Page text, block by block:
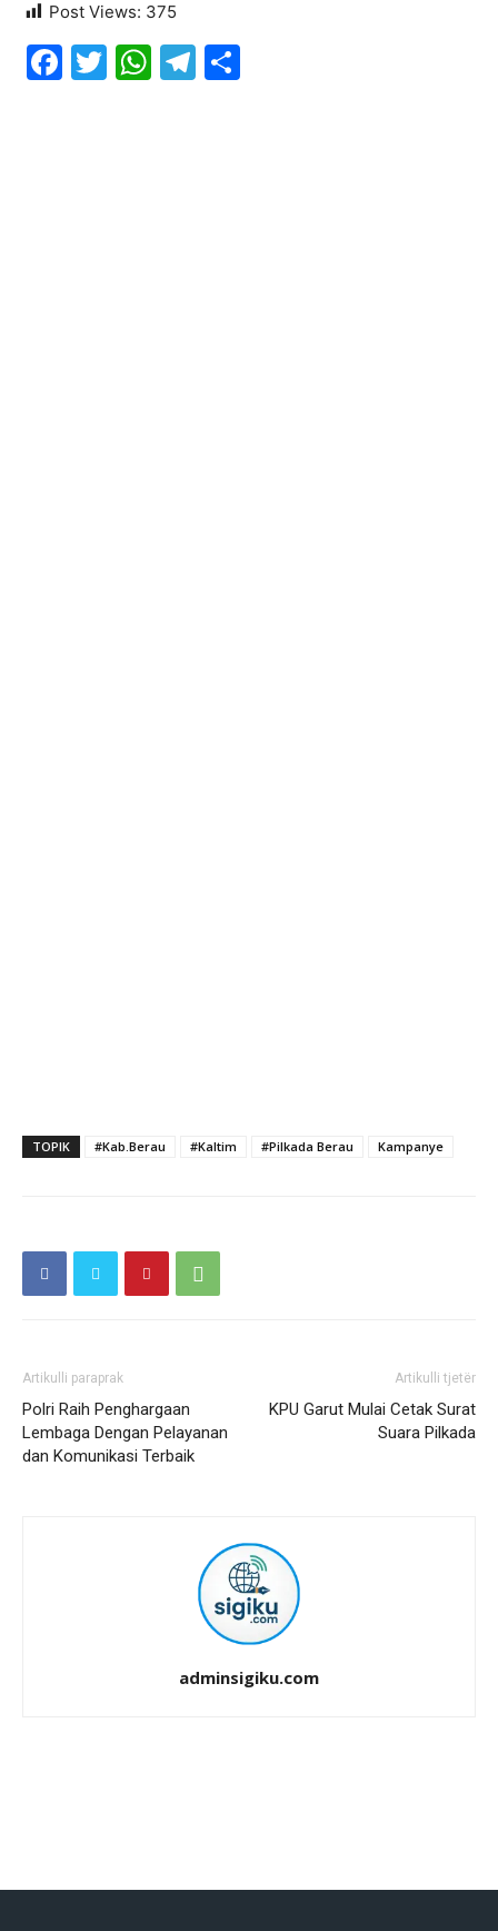
Post Views: 375
Facebook
Twitter
WhatsApp
Telegram
TOPIK #Kab.Berau #Kaltim #Pilkada Berau Kampanye
Artikulli paraprak
Polri Raih Penghargaan
Lembaga Dengan Pelayanan
dan Komunikasi Terbaik
Artikulli tjetër
KPU Garut Mulai Cetak Surat
Suara Pilkada
adminsigiku.com